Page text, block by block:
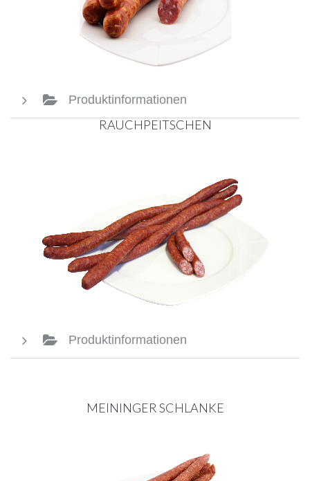
Produktinformationen
RAUCHPEITSCHEN
Produktinformationen
MEININGER SCHLANKE